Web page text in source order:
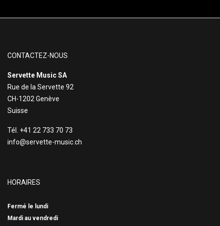
CONTACTEZ-NOUS
Servette Music SA
Rue de la Servette 92
CH-1202 Genève
Suisse
Tél. +41 22 733 70 73
info@servette-music.ch
HORAIRES
Fermé le lundi
Mardi au vendredi